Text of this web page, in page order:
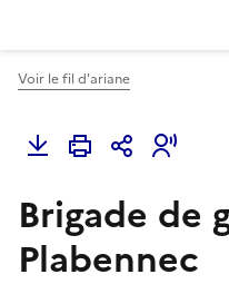
Voir le fil d'ariane
Brigade de
Plabennec